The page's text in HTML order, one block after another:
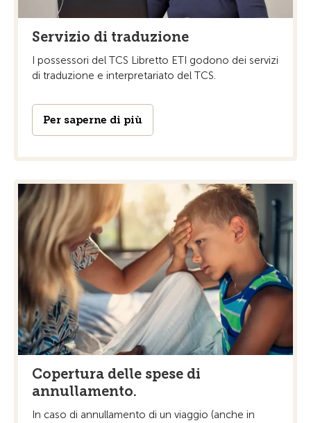
Servizio di traduzione
I possessori del TCS Libretto ETI godono dei servizi
di traduzione e interpretariato del TCS.
Per saperne di più
Copertura delle spese di
annullamento.
In caso di annullamento di un viaggio (anche in